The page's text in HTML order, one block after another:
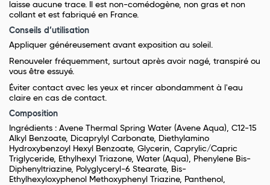
laisse aucune trace. Il est non-comédogène, non gras et non
collant et est fabriqué en France.
Conseils d’utilisation
Appliquer généreusement avant exposition au soleil.
Renouveler fréquemment, surtout après avoir nagé, transpiré ou
vous être essuyé.
Éviter contact avec les yeux et rincer abondamment à l'eau
claire en cas de contact.
Composition
Ingrédients : Avene Thermal Spring Water (Avene Aqua), C12-15
Alkyl Benzoate, Dicaprylyl Carbonate, Diethylamino
Hydroxybenzoyl Hexyl Benzoate, Glycerin, Caprylic/Capric
Triglyceride, Ethylhexyl Triazone, Water (Aqua), Phenylene Bis-
Diphenyltriazine, Polyglyceryl-6 Stearate, Bis-
Ethylhexyloxyphenol Methoxyphenyl Triazine, Panthenol,